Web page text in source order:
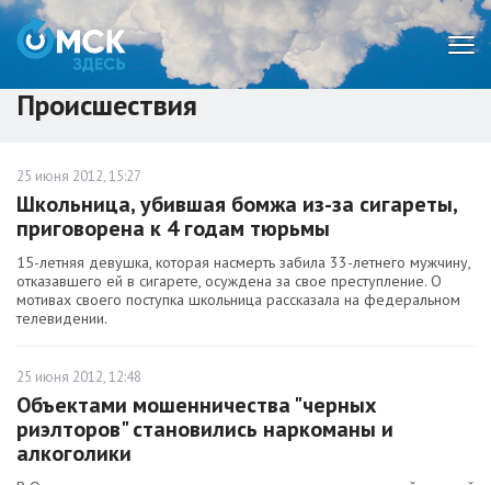
Происшествия
25 июня 2012, 15:27
Школьница, убившая бомжа из-за сигареты,
приговорена к 4 годам тюрьмы
15-летняя девушка, которая насмерть забила 33-летнего мужчину,
отказавшего ей в сигарете, осуждена за свое преступление. О
мотивах своего поступка школьница рассказала на федеральном
телевидении.
25 июня 2012, 12:48
Объектами мошенничества "черных
риэлторов" становились наркоманы и
алкоголики